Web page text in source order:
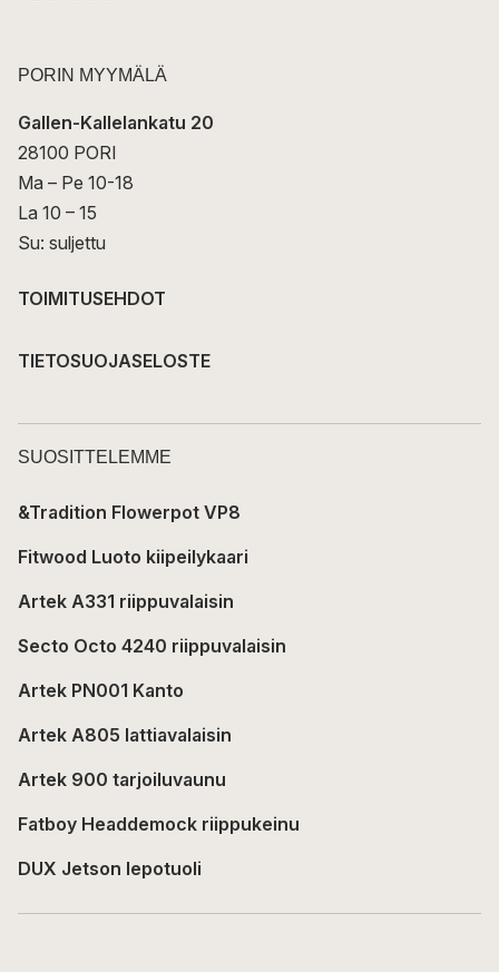
PORIN MYYMÄLÄ
Gallen-Kallelankatu 20
28100 PORI
Ma – Pe 10-18
La 10 – 15
Su: suljettu
TOIMITUSEHDOT
TIETOSUOJASELOSTE
SUOSITTELEMME
&Tradition Flowerpot VP8
Fitwood Luoto kiipeilykaari
Artek A331 riippuvalaisin
Secto Octo 4240 riippuvalaisin
Artek PN001 Kanto
Artek A805 lattiavalaisin
Artek 900 tarjoiluvaunu
Fatboy Headdemock riippukeinu
DUX Jetson lepotuoli